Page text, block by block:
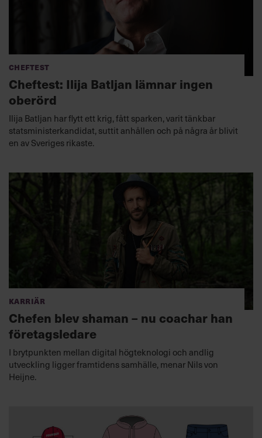
Cheftest
Cheftest: Ilija Batljan lämnar ingen
oberörd
Ilija Batljan har flytt ett krig, fått sparken, varit tänkbar
statsministerkandidat, suttit anhållen och på några år blivit
en av Sveriges rikaste.
Karriär
Chefen blev shaman – nu coachar han
företagsledare
I brytpunkten mellan digital högteknologi och andlig
utveckling ligger framtidens samhälle, menar Nils von
Heijne.